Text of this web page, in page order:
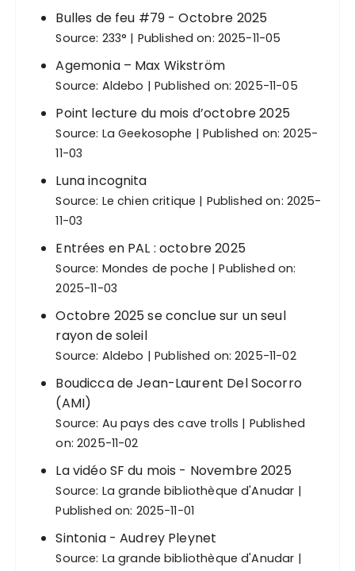
Bulles de feu #79 - Octobre 2025
Source: 233° Published on: 2025-11-05
Agemonia – Max Wikström
Source: Aldebo Published on: 2025-11-05
Point lecture du mois d’octobre 2025
Source: La Geekosophe
Published on: 2025-
11-03
Luna incognita
Source: Le chien critique
Published on: 2025-
11-03
Entrées en PAL : octobre 2025
Source: Mondes de poche
Published on:
2025-11-03
Octobre 2025 se conclue sur un seul
rayon de soleil
Source: Aldebo Published on: 2025-11-02
Boudicca de Jean-Laurent Del Socorro
(AMI)
Source: Au pays des cave trolls
Published
on: 2025-11-02
La vidéo SF du mois - Novembre 2025
Source: La grande bibliothèque d'Anudar
Published on: 2025-11-01
Sintonia - Audrey Pleynet
Source: La grande bibliothèque d'Anudar